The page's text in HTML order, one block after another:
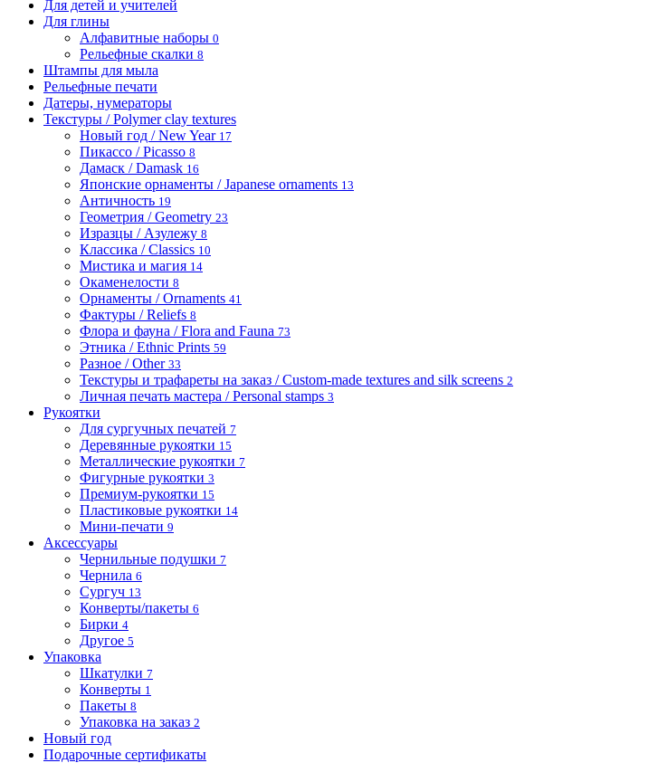
Для детей и учителей
Для глины
Алфавитные наборы 0
Рельефные скалки 8
Штампы для мыла
Рельефные печати
Датеры, нумераторы
Текстуры / Polymer clay textures
Новый год / New Year 17
Пикассо / Picasso 8
Дамаск / Damask 16
Японские орнаменты / Japanese ornaments 13
Античность 19
Геометрия / Geometry 23
Изразцы / Азулежу 8
Классика / Classics 10
Мистика и магия 14
Окаменелости 8
Орнаменты / Ornaments 41
Фактуры / Reliefs 8
Флора и фауна / Flora and Fauna 73
Этника / Ethnic Prints 59
Разное / Other 33
Текстуры и трафареты на заказ / Custom-made textures and silk screens 2
Личная печать мастера / Personal stamps 3
Рукоятки
Для сургучных печатей 7
Деревянные рукоятки 15
Металлические рукоятки 7
Фигурные рукоятки 3
Премиум-рукоятки 15
Пластиковые рукоятки 14
Мини-печати 9
Аксессуары
Чернильные подушки 7
Чернила 6
Сургуч 13
Конверты/пакеты 6
Бирки 4
Другое 5
Упаковка
Шкатулки 7
Конверты 1
Пакеты 8
Упаковка на заказ 2
Новый год
Подарочные сертификаты